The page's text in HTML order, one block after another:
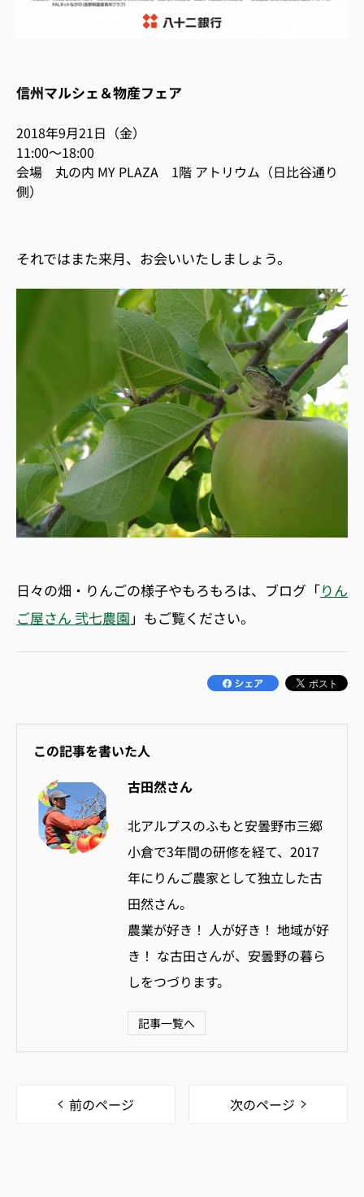
信州マルシェ＆物産フェア
2018年9月21日（金）
11:00〜18:00
会場 丸の内 MY PLAZA 1階 アトリウム（日比谷通り
側）
それではまた来月、お会いいたしましょう。
日々の畑・りんごの様子やもろもろは、ブログ「りん
ご屋さん 弐七農園 」もご覧ください。
この記事を書いた人
古田然さん
北アルプスのふもと安曇野市三郷
小倉で3年間の研修を経て、2017
年にりんご農家として独立した古
田然さん。
農業が好き！ 人が好き！ 地域が好
き！ な古田さんが、安曇野の暮ら
しをつづります。
記事一覧へ
前のページ 次のページ